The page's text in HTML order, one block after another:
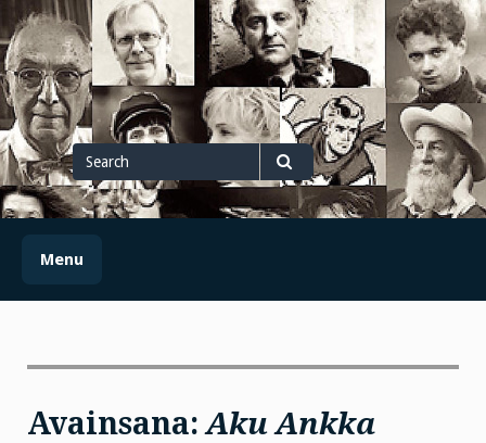
Skip
to
content
Search
for
Search
Menu
Avainsana:Aku Ankka